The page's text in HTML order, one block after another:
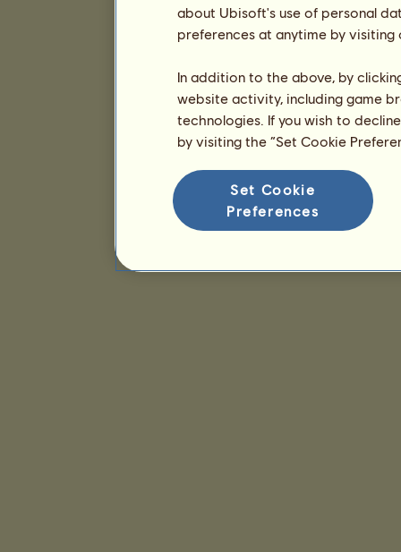
about Ubisoft's use of personal
preferences at anytime by
In addition to the above, by
website activity, including game
technologies. If you wish to
by visiting the “Set Cookie
Set Cookie
Preferences